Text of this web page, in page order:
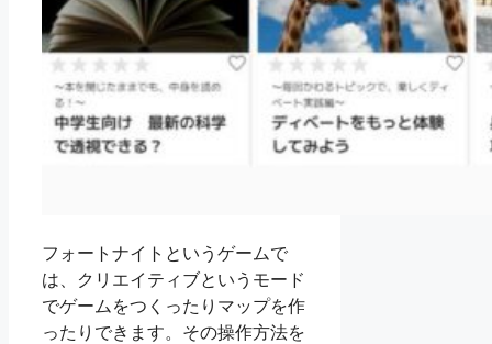
フォートナイトというゲームで
は、クリエイティブというモード
でゲームをつくったりマップを作
ったりできます。その操作方法を